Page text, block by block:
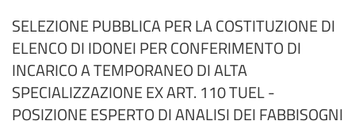
SELEZIONE PUBBLICA PER LA COSTITUZIONE DI
ELENCO DI IDONEI PER CONFERIMENTO DI
INCARICO A TEMPORANEO DI ALTA
SPECIALIZZAZIONE EX ART. 110 TUEL -
POSIZIONE ESPERTO DI ANALISI DEI FABBISOGNI